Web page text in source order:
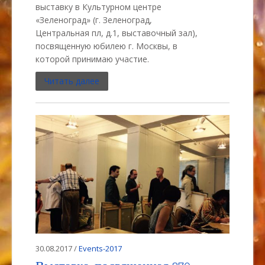
выставку в Культурном центре
«Зеленоград» (г. Зеленоград,
Центральная пл, д.1, выставочный зал),
посвященную юбилею г. Москвы, в
которой принимаю участие.
Читать далее
30.08.2017 /Events-2017